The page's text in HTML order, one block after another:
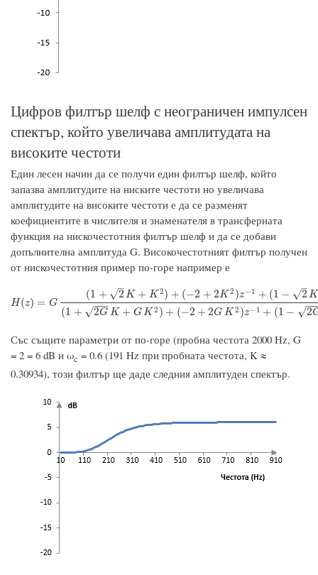
Цифров филтър шелф с неограничен импулсен
спектър, който увеличава амплитудата на
високите честоти
Един лесен начин да се получи един филтър шелф, който
запазва амплитудите на ниските честоти но увеличава
амплитудите на високите честоти е да се разменят
коефициентите в числителя и знаменателя в трансферната
функция на нискочестотния филтър шелф и да се добави
допълнителна амплитуда G. Високочестотният филтър получен
от нискочестотния пример по-горе например е
H (z) = G
(1 + 2
–
√ K + K 2) + (−2 + 2K 2 )z−1 + (1 − 2
–
√ K
(1 + 2G
−−
−
√ K + GK 2 ) + (−2 + 2G K 2 )z−1 + (1 − 2
−−
√
H(z)= G( 1+ 2K+K2)+(−2+2K2)z−1+(1−2K+K2)z−2(1+2GK+GK2)+(−2+
Със същите параметри от по-горе (пробна честота 2000 Hz, G
= 2 = 6 dB и ωc = 0.6 (191 Hz при пробната честота, K ≈
0.30934), този филтър ще даде следния амплитуден спектър.